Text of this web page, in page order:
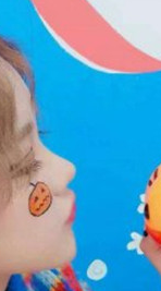
集 兔年圆
集 微博小
吸引人的
8
10